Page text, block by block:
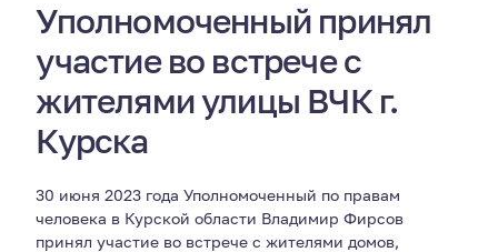
Уполномоченный принял
участие во встрече с
жителями улицы ВЧК г.
Курска
30 июня 2023 года Уполномоченный по правам
человека в Курской области Владимир Фирсов
принял участие во встрече с жителями домов,